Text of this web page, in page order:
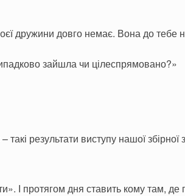
дружини довго немає. Вона до тебе
зайшла чи цілеспрямовано?»
результати виступу нашої збірної
І протягом дня ставить кому там, де